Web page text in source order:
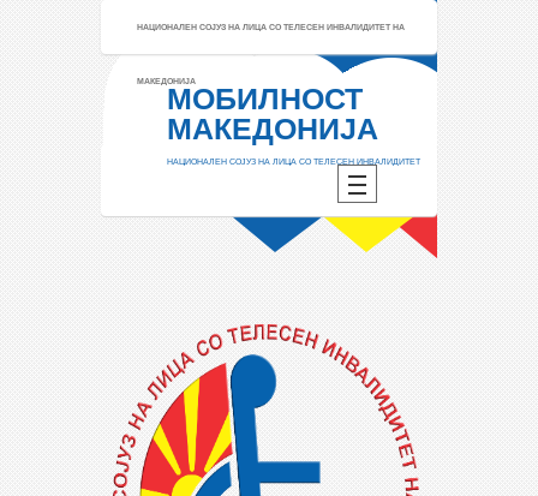
НАЦИОНАЛЕН СОЈУЗ НА ЛИЦА СО ТЕЛЕСЕН ИНВАЛИДИТЕТ НА
МАКЕДОНИЈА
МОБИЛНОСТ
МАКЕДОНИЈА
НАЦИОНАЛЕН СОЈУЗ НА ЛИЦА СО ТЕЛЕСЕН ИНВАЛИДИТЕТ